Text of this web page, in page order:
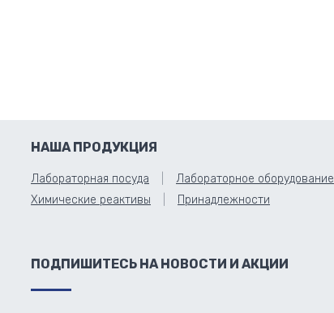
НАША ПРОДУКЦИЯ
Лабораторная посуда Лабораторное оборудование
Химические реактивы
Принадлежности
ПОДПИШИТЕСЬ НА НОВОСТИ И АКЦИИ